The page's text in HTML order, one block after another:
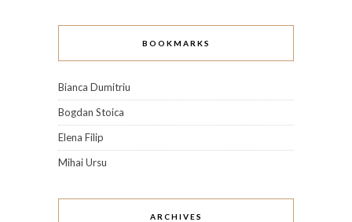
BOOKMARKS
Bianca Dumitriu
Bogdan Stoica
Elena Filip
Mihai Ursu
ARCHIVES